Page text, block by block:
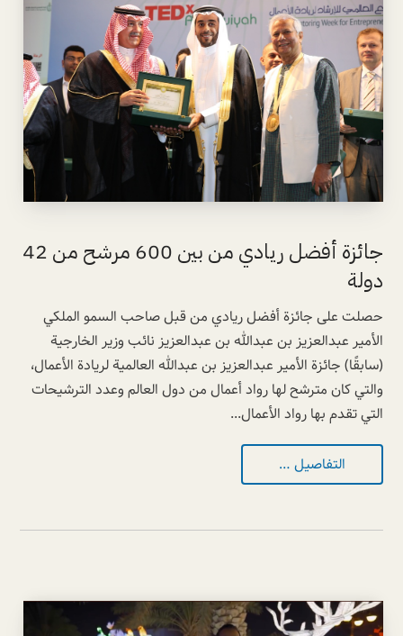
جائزة أفضل ريادي من بين 600 مرشح من 42
دولة
حصلت على جائزة أفضل ريادي من قبل صاحب السمو الملكي
الأمير عبدالعزيز بن عبدالله بن عبدالعزيز نائب وزير الخارجية
(سابقًا) جائزة الأمير عبدالعزيز بن عبدالله العالمية لريادة الأعمال،
والتي كان مترشح لها رواد أعمال من دول العالم وعدد الترشيحات
التي تقدم بها رواد الأعمال...
التفاصيل …